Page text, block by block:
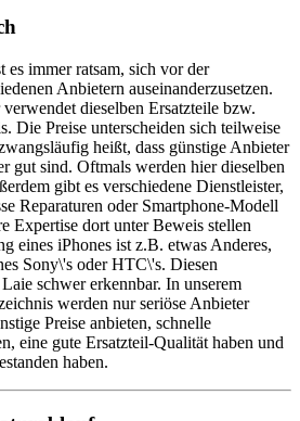
es immer ratsam, sich vor der
Anbietern auseinanderzusetzen.
dieselben Ersatzteile bzw.
Die Preise unterscheiden sich teilweise
heißt, dass günstige Anbieter
gut sind. Oftmals werden hier dieselben
gibt es verschiedene Dienstleister,
Reparaturen oder Smartphone-Modell
Expertise dort unter Beweis stellen
eines iPhones ist z.B. etwas Anderes,
Sony\'s oder HTC\'s. Diesen
schwer erkennbar. In unserem
werden nur seriöse Anbieter
Preise anbieten, schnelle
eine gute Ersatzteil-Qualität haben und
haben.